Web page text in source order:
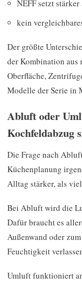
NEFF setzt
kein
Der größte
der Kombination aus
Oberfläche,
Modelle der Serie in
Abluft oder
Kochfeldabzug
Die Frage nach
Küchenplanung
Alltag stärker, als
Bei Abluft wird die
Dafür braucht es
Außenwand oder
Feuchtigkeit
Umluft funktioniert